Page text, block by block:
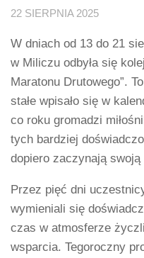
22 SIERPNIA 2025
W dniach od 13 do 21
w Miliczu odbyła się
Maratonu Drutowego”.
stałe wpisało się w
co roku gromadzi
tych bardziej
dopiero zaczynają
Przez pięć dni
wymieniali się
czas w atmosferze
wsparcia. Tegoroczny